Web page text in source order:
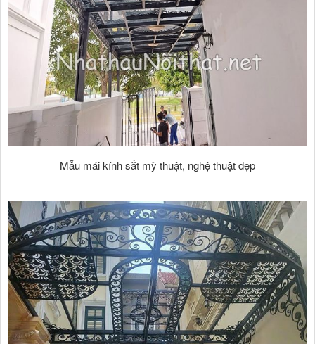
Mẫu mái kính sắt mỹ thuật, nghệ thuật đẹp